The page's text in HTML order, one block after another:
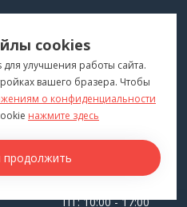
КОНТАКТЫ
г. Владивосток
ПТ: 10:00 - 17:00
cookies
улучшения работы сайта.
вашего бразера. Чтобы
о конфиденциальности
нажмите здесь
продолжить